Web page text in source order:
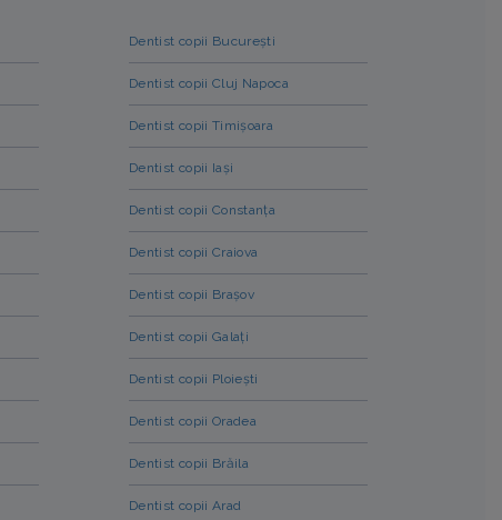
Dentist copii București
Dentist copii Cluj Napoca
Dentist copii Timișoara
Dentist copii Iași
Dentist copii Constanța
Dentist copii Craiova
Dentist copii Brașov
Dentist copii Galați
Dentist copii Ploiești
Dentist copii Oradea
Dentist copii Brăila
Dentist copii Arad